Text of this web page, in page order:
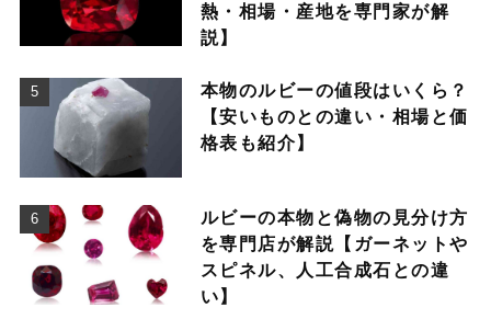
熱・相場・産地を専門家が解
説】
本物のルビーの値段はいくら？
【安いものとの違い・相場と価
格表も紹介】
ルビーの本物と偽物の見分け方
を専門店が解説【ガーネットや
スピネル、人工合成石との違
い】